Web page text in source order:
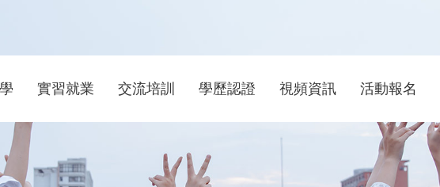
實習就業 交流培訓 學歷認證 視頻資訊 活動報名